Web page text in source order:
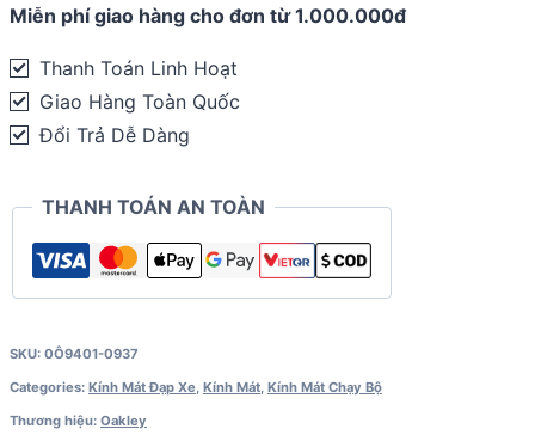
Miễn phí giao hàng cho đơn từ 1.000.000đ
Thanh Toán Linh Hoạt
Giao Hàng Toàn Quốc
Đổi Trả Dễ Dàng
THANH TOÁN AN TOÀN
SKU: 0Ô9401-0937
Categories: Kính Mát Đạp Xe, Kính Mát, Kính Mát Chạy Bộ
Thương hiệu: Oakley